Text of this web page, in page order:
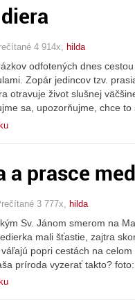
4 914x, hilda
odfotených dnes
Zopár jedincov tzv.
otravuje život slušnej
sa, upozorňujme, chce
a prasce
3 777x, hilda
Sv. Jánom smerom na
mali šťastie, zajtra
popri cestách na
príroda vyzerať takto?